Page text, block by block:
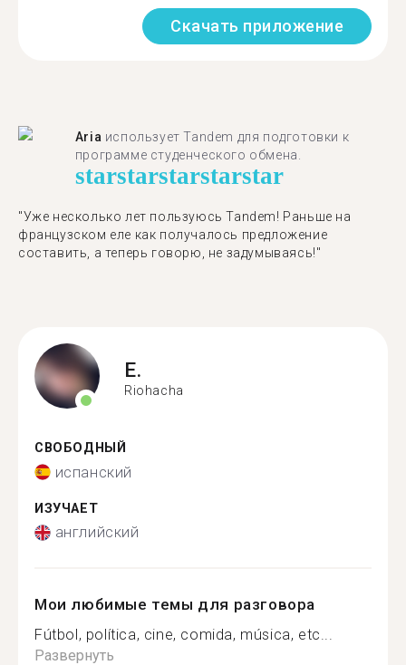
Скачать приложение
Aria использует Tandem для подготовки к
программе студенческого обмена.
starstarstarstarstar
"​​Уже несколько лет пользуюсь Tandem! Раньше на
французском еле как получалось предложение
составить, а теперь говорю, не задумываясь!"
E.
Riohacha
СВОБОДНЫЙ
испанский
ИЗУЧАЕТ
английский
Мои любимые темы для разговора
Fútbol, política, cine, comida, música, etc...
Развернуть